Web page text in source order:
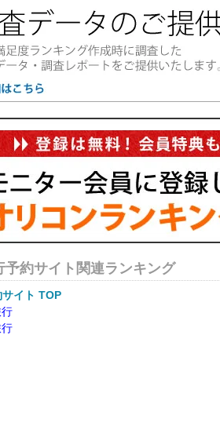
予約サイト関連ランキング
イト TOP